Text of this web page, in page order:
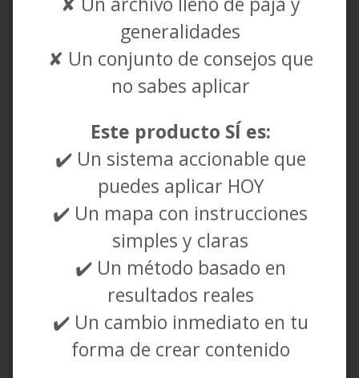
generalidades
✘ Un conjunto de consejos que
no sabes aplicar
Este producto SÍ es:
✔️ Un sistema accionable que
puedes aplicar HOY
✔️ Un mapa con instrucciones
simples y claras
✔️ Un método basado en
resultados reales
✔️ Un cambio inmediato en tu
forma de crear contenido